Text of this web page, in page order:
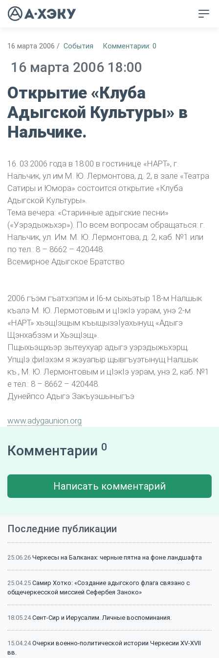
16 марта 2006 / События Комментарии: 0
16 марта 2006 18:00
Открытие «Клуба
Адыгской Культуры» в
Нальчике.
16. 03.2006 года в 18:00 в гостинице «НАРТ», г.
Нальчик, ул им М. Ю. Лермонтова, д. 2, в зале «Театра
Сатиры и Юмора» состоится открытие «Клуба
Адыгской Культуры».
Тема вечера: «Старинные адыгские песни»
(«Уэрэдыжьхэр»). По всем вопросам обращаться: г.
Нальчик, ул. Им. М. Ю. Лермонтова, д. 2, каб. №1 или
по тел.: 8 – 8662 – 420448.
Всемирное Адыгское Братство
2006 гъэм гъатхэпэм и I6-м сыхьэтыр 18-м Налшык
къалэ М. Ю. Лермотовым и цIэкIэ уэрам, унэ 2-м
«НАРТ» хьэщIэщым къыщызэIуахынущ «Адыгэ
Щэнхабзэм и ХьэщIэщ».
Пщыхьэщхьэр зытеухуар адыгэ уэрэдыжьхэрщ.
УпщIэ фиIэхэм я жэуапыр щывгъуэтынущ Налшык
къ., М. Ю. Лермонтовым и цIэкIэ уэрам, унэ 2, каб. №1
е тел.: 8 – 8662 – 420448.
Дунейпсо Адыгэ Закъуэшыныгъэ
www.adygaunion.org
Комментарии 0
Написать комментарий
Последние публикации
25.06.26 Черкесы на Балканах: черные пятна на фоне ландшафта
25.04.25 Самир Хотко: «Создание адыгского флага связано с
общечеркесской миссией Сефербея Заноко»
18.05.24Сент-Сир и Иерусалим. Личные воспоминания.
15.04.24Очерки военно-политической истории Черкесии XV-XVII
вв.